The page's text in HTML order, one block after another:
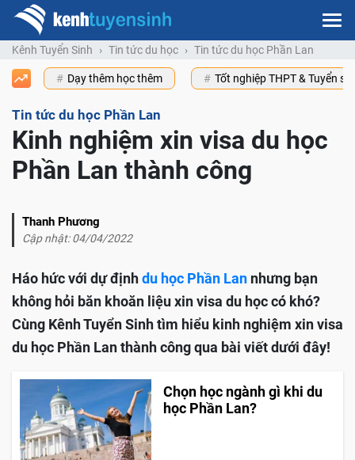
Kênh Tuyển Sinh Tin tức du học Tin tức du học Phần Lan
Dạy thêm học thêm Tốt nghiệp THPT & Tuyển
Tin tức du học Phần Lan
Kinh nghiệm xin visa du học
Phần Lan thành công
Thanh Phương
Cập nhật: 04/04/2022
Háo hức với dự địnhdu học Phần Lan nhưng bạn
không hỏi băn khoăn liệu xin visa du học có khó?
Cùng Kênh Tuyển Sinh tìm hiểu kinh nghiệm xin visa
du học Phần Lan thành công qua bài viết dưới đây!
Chọn học ngành gì khi du
học Phần Lan?